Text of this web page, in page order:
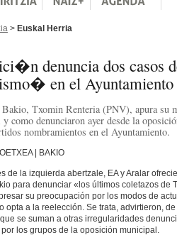
> Euskal Herria
denuncia dos casos
en el Ayuntamiento
Txomin Renteria (PNV), apura su
como denunciaron ayer desde la
nombramientos en el Ayuntamiento.
| BAKIO
de la izquierda abertzale, EA y Aralar
para denunciar «los últimos coletazos de
su preocupación por los modos de
opta a la reelección. Se trata, advirtieron,
se suman a otras irregularidades
por los grupos de la oposición municipal.